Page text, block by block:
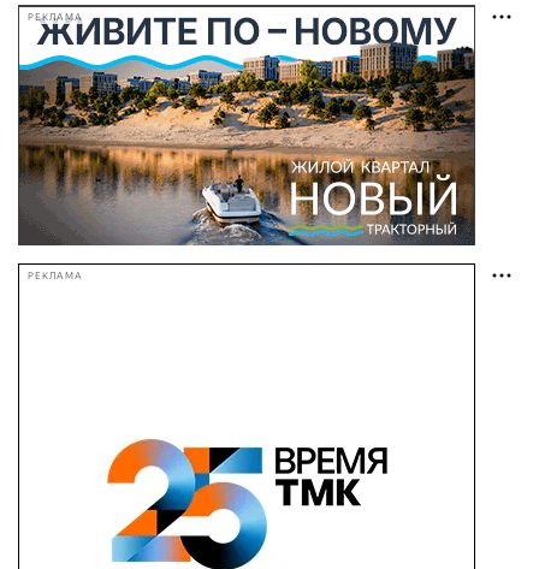
РЕКЛАМА
РЕКЛАМА